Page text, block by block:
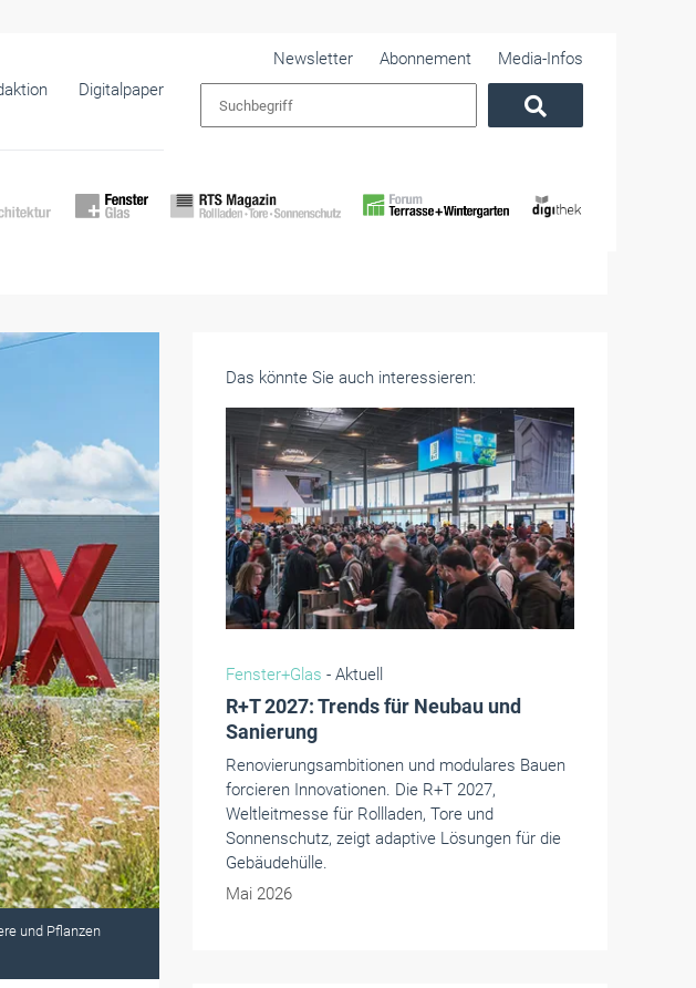
Digitalpaper
Newsletter Abonnement Media-Infos
und Pflanzen
Das könnte Sie auch interessieren:
RTS Magazin - Aktuell
Lüdenscheider Familienunternehmen
gestaltet die Branche als Vorreiter
aktiv mit
Genau dort, wo anno 1866 mithilfe von
Wasserkraft Draht- und Metallwaren produziert
wurden, gibt heutzutage ständige
Weiterentwicklung den Takt vor. Der Name
Selve steht für vieles – auch für das